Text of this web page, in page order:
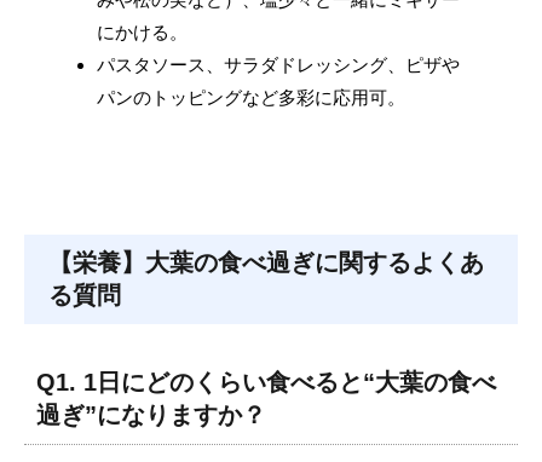
にかける。
パスタソース、サラダドレッシング、ピザや
パンのトッピングなど多彩に応用可。
【栄養】大葉の食べ過ぎに関するよくあ
る質問
Q1. 1日にどのくらい食べると“大葉の食べ
過ぎ”になりますか？